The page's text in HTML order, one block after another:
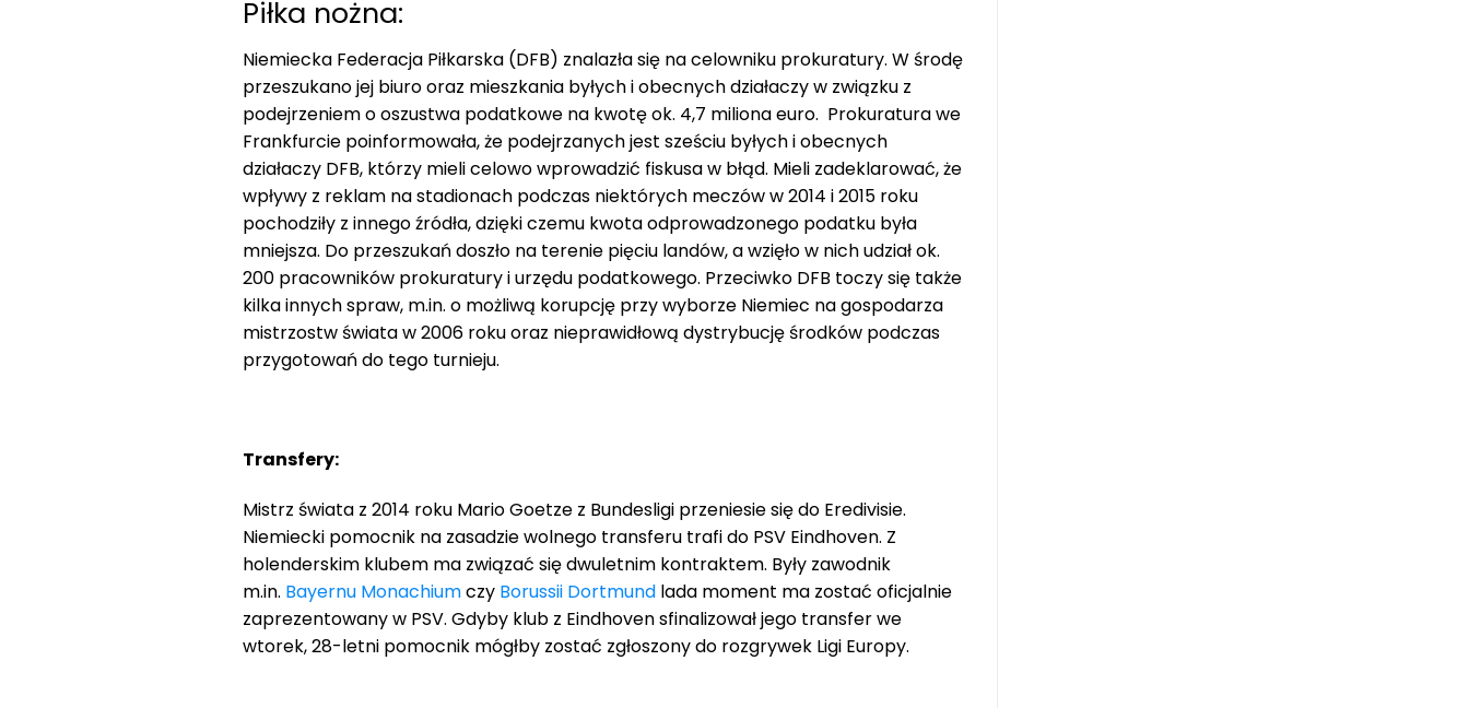
Piłka nożna:
Niemiecka Federacja Piłkarska (DFB) znalazła się na celowniku prokuratury. W środę
przeszukano jej biuro oraz mieszkania byłych i obecnych działaczy w związku z
podejrzeniem o oszustwa podatkowe na kwotę ok. 4,7 miliona euro. Prokuratura we
Frankfurcie poinformowała, że podejrzanych jest sześciu byłych i obecnych
działaczy DFB, którzy mieli celowo wprowadzić fiskusa w błąd. Mieli zadeklarować, że
wpływy z reklam na stadionach podczas niektórych meczów w 2014 i 2015 roku
pochodziły z innego źródła, dzięki czemu kwota odprowadzonego podatku była
mniejsza. Do przeszukań doszło na terenie pięciu landów, a wzięło w nich udział ok.
200 pracowników prokuratury i urzędu podatkowego. Przeciwko DFB toczy się także
kilka innych spraw, m.in. o możliwą korupcję przy wyborze Niemiec na gospodarza
mistrzostw świata w 2006 roku oraz nieprawidłową dystrybucję środków podczas
przygotowań do tego turnieju.
Transfery:
Mistrz świata z 2014 roku Mario Goetze z Bundesligi przeniesie się do Eredivisie.
Niemiecki pomocnik na zasadzie wolnego transferu trafi do PSV Eindhoven. Z
holenderskim klubem ma związać się dwuletnim kontraktem. Były zawodnik
m.in. Bayernu Monachiumczy Borussii Dortmund lada moment ma zostać oficjalnie
zaprezentowany w PSV. Gdyby klub z Eindhoven sfinalizował jego transfer we
wtorek, 28-letni pomocnik mógłby zostać zgłoszony do rozgrywek Ligi Europy.